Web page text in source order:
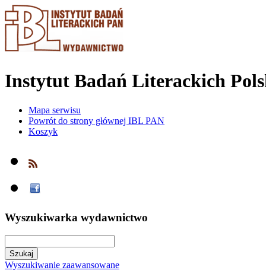
Instytut Badań Literackich
Mapa serwisu
Powrót do strony głównej IBL PAN
Koszyk
Wyszukiwarka wydawnictwo
Wyszukiwanie zaawansowane